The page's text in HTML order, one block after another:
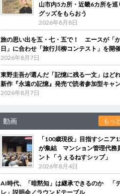
山市内5カ所・近畿6カ所を巡
グッズをもらおう
2026年8月8日
旅の思い出を五・七・五で！ エースが「
日」に合わせ「旅行川柳コンテスト」を開
2026年8月7日
東野圭吾が選んだ「記憶に残る一文」は
新作『永遠の記憶』発売で読者参加型キャ
2026年8月7日
動画 もっ
「100歳現役」目指すシニア
が集結 マンション管理代務
ント「うぇるねすシップ」
2026年8月4日
AI時代、「暗黙知」は継承できるのか 「
レ」説明会／ラウンドテーブル